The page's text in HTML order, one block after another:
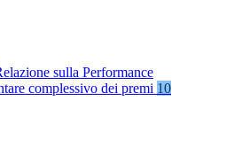
sulla Performance
complessivo dei premi 10